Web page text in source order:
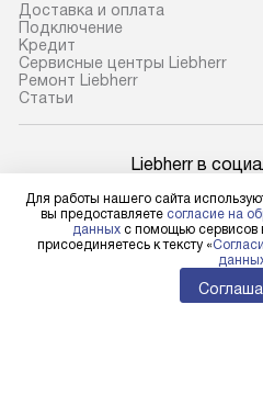
Доставка и оплата
Подключение
Кредит
Сервисные центры Liebherr
Ремонт Liebherr
Cтатьи
Liebherr в
Для
shop@l-
Для
Для работы нашего сайта
вы предоставляете согласие на
данных с помощью сервисов
присоединяетесь к тексту «